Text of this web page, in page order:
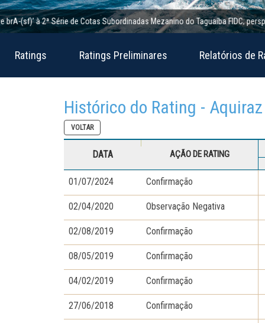
à 2ª Série de Cotas Subordinadas Mezanino do Taguaíba FIDC;
Ratings Ratings Preliminares Relatórios de
Histórico do Rating - Aquiraz
VOLTAR
DATA AÇÃO DE RATING
01/07/2024 Confirmação
02/04/2020 Observação Negativa
02/08/2019 Confirmação
08/05/2019 Confirmação
04/02/2019 Confirmação
27/06/2018 Confirmação